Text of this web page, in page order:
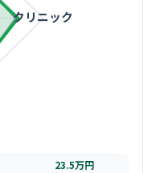
クリニック
23.5万円